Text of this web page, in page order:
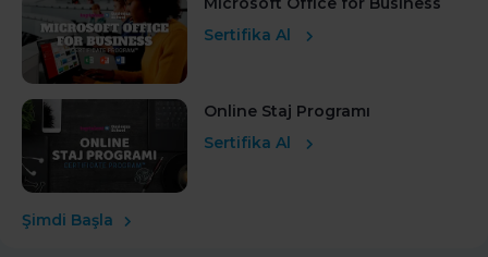
Sertifika Al
Online Staj Programı
Sertifika Al
Şimdi Başla